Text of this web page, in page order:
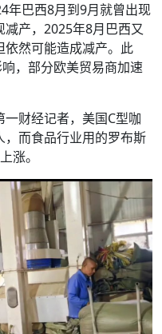
年巴西8月到9月就曾出现
产，2025年8月巴西又
然可能造成减产。此
，部分欧美贸易商加速
财经记者，美国C型咖
而食品行业用的罗布斯
涨。